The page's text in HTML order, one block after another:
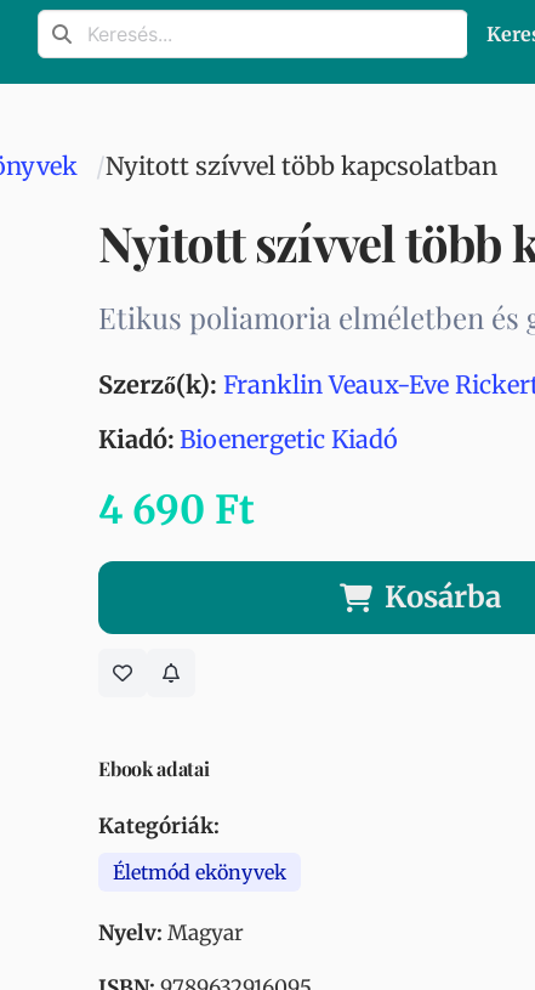
Nyitott szívvel több kapcsolatban
Nyitott szívvel több
Etikus poliamoria elméletben és
Szerző(k): Franklin Veaux-Eve
Kiadó: Bioenergetic Kiadó
4 690 Ft
Kosárba
Ebook adatai
Kategóriák:
Életmód ekönyvek
Nyelv: Magyar